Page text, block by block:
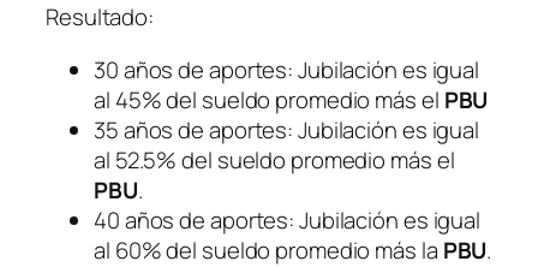
Resultado:
30 años de aportes: Jubilación es igual
al 45% del sueldo promedio más el PBU
35 años de aportes: Jubilación es igual
al 52.5% del sueldo promedio más el
PBU.
40 años de aportes: Jubilación es igual
al 60% del sueldo promedio más la PBU.